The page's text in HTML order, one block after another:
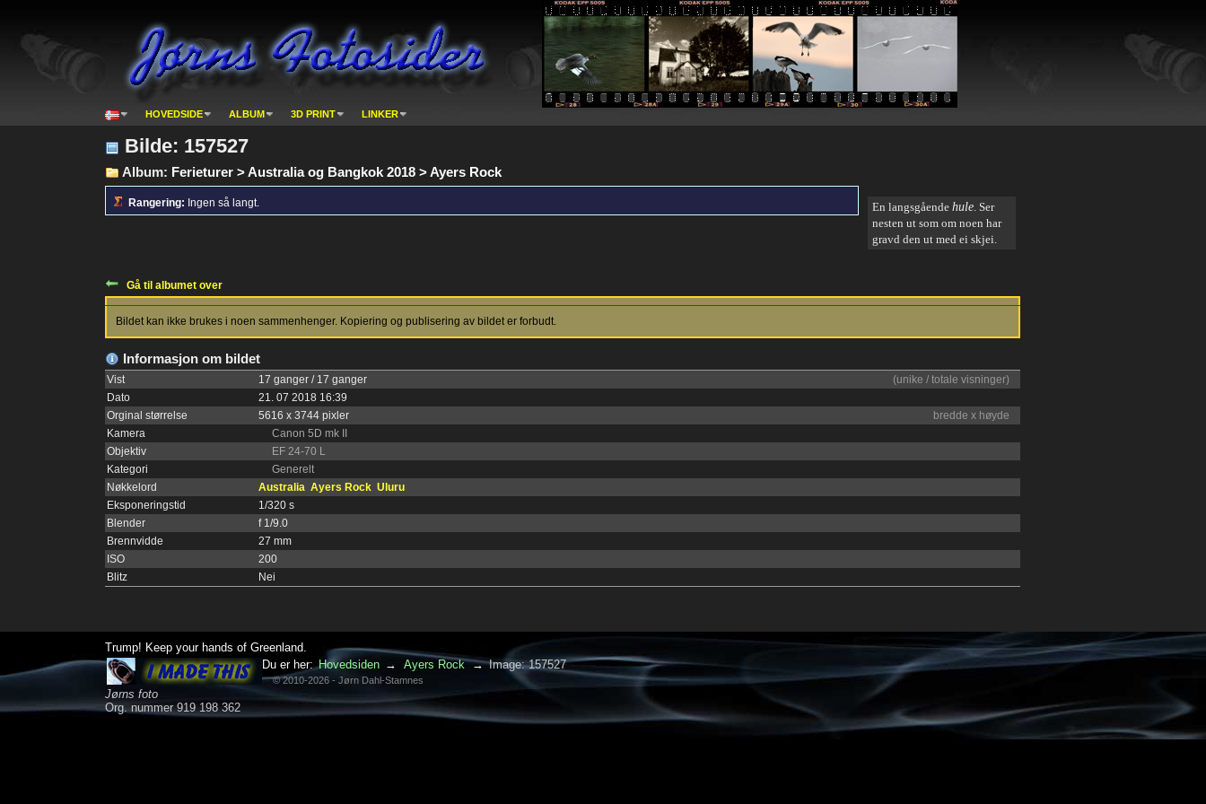
HOVEDSIDE ALBUM 3D PRINT LINKER
Bilde: 157527
Album: Ferieturer > Australia og Bangkok 2018 > Ayers Rock
Rangering: Ingen så langt. En langsgående hule. Ser
nesten ut som om noen har
gravd den ut med ei skjei.
Gå til albumet over
Bildet kan ikke brukes i noen sammenhenger. Kopiering og publisering av bildet er forbudt.
Informasjon om bildet
Vist 17 ganger / 17 ganger
(unike / totale visninger)
Dato
21. 07 2018 16:39
Orginal størrelse
5616 x 3744 pixler
bredde x høyde
Kamera
Canon 5D mk II
Objektiv
EF 24-70 L
Kategori
Generelt
Nøkkelord
Australia Ayers Rock Uluru
Eksponeringstid
1/320 s
Blender
f 1/9.0
Brennvidde
27 mm
ISO
200
Blitz
Nei
Trump! Keep your hands of Greenland.
Jørns foto
Org. nummer 919 198 362
Du er her:Hovedsiden → Ayers Rock →Image: 157527
© 2010-2026 - Jørn Dahl-Stamnes